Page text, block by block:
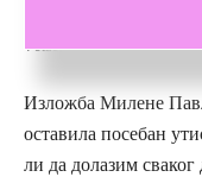
Фото: Јелена Јоцић,
Изложба Милене
оставила посебан
ли да долазим